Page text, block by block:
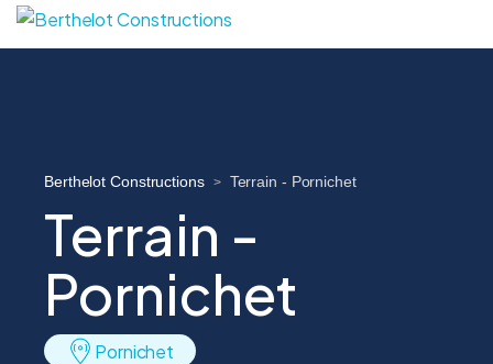
Berthelot Constructions > Terrain - Pornichet
Terrain -
Pornichet
Pornichet